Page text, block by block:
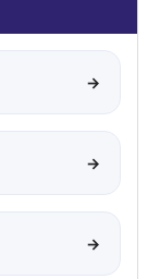
→
→
→